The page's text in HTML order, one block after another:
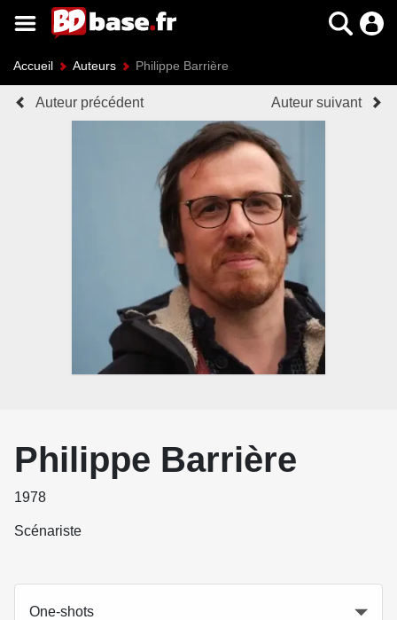
Accueil Auteurs Philippe Barrière
Auteur précédent Auteur suivant
Philippe Barrière
1978
Scénariste
One-shots